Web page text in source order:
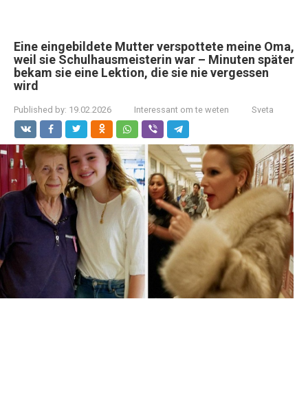
Eine eingebildete Mutter verspottete meine Oma,
weil sie Schulhausmeisterin war – Minuten später
bekam sie eine Lektion, die sie nie vergessen
wird
Published by: 19.02.2026 Interessant om te weten Sveta